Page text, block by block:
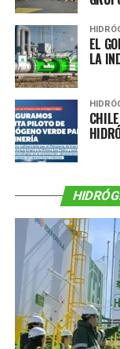
EL
LA